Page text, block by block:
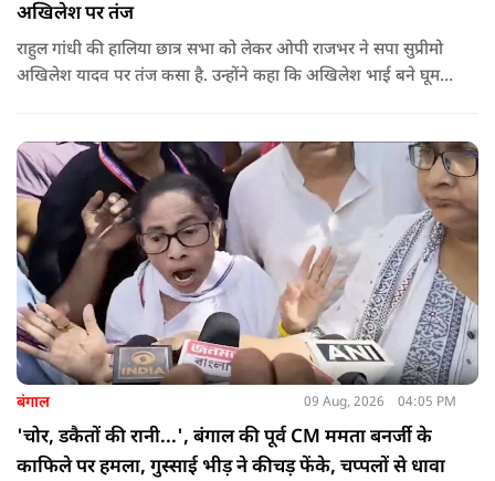
अखिलेश पर तंज
राहुल गांधी की हालिया छात्र सभा को लेकर ओपी राजभर ने सपा सुप्रीमो
अखिलेश यादव पर तंज कसा है. उन्होंने कहा कि अखिलेश भाई बने घूम
बंगाल 09 Aug, 2026 04:05 PM
'चोर, डकैतों की रानी...', बंगाल की पूर्व CM ममता बनर्जी के
काफिले पर हमला, गुस्साई भीड़ ने कीचड़ फेंके, चप्पलों से धावा